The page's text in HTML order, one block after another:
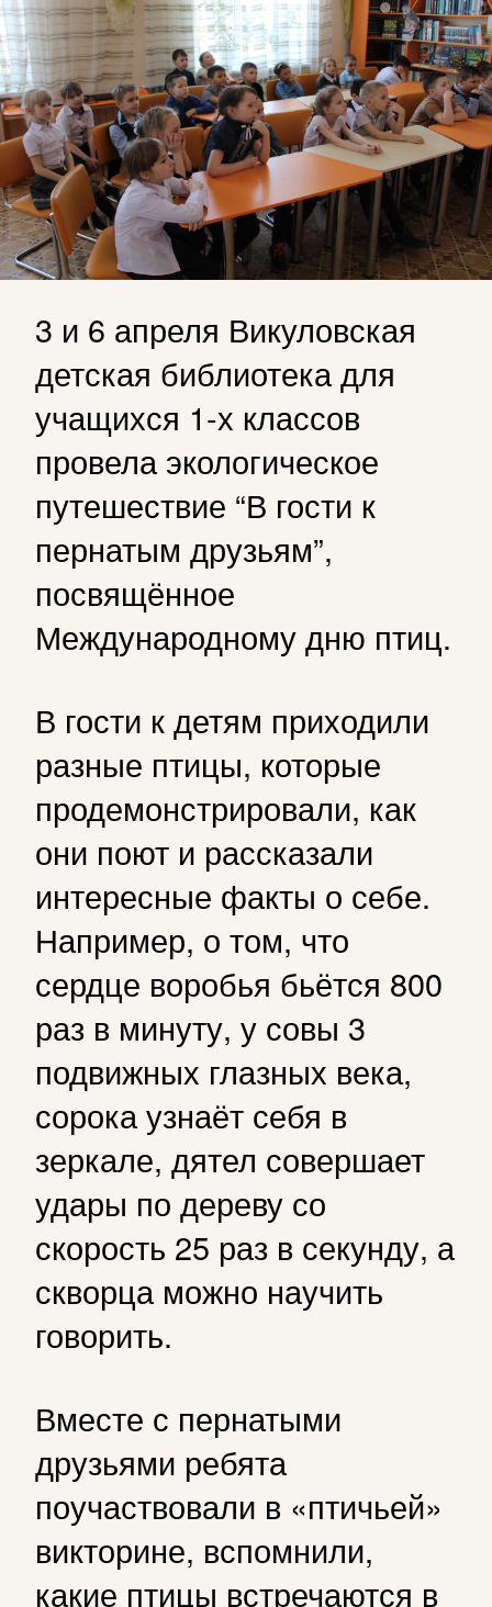
3 и 6 апреля Викуловская
детская библиотека для
учащихся 1-х классов
провела экологическое
путешествие “В гости к
пернатым друзьям”,
посвящённое
Международному дню птиц.
В гости к детям приходили
разные птицы, которые
продемонстрировали, как
они поют и рассказали
интересные факты о себе.
Например, о том, что
сердце воробья бьётся 800
раз в минуту, у совы 3
подвижных глазных века,
сорока узнаёт себя в
зеркале, дятел совершает
удары по дереву со
скорость 25 раз в секунду, а
скворца можно научить
говорить.
Вместе с пернатыми
друзьями ребята
поучаствовали в «птичьей»
викторине, вспомнили,
какие птицы встречаются в